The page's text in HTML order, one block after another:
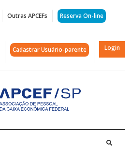
Outras APCEFs Reserva On-line
Cadastrar Usuário-parente Login